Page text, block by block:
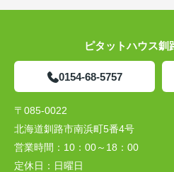
ピタットハウス釧
0154-68-5757
〒085-0022
北海道釧路市南浜町5番4号
営業時間： 10：00～18：00
定休日： 日曜日